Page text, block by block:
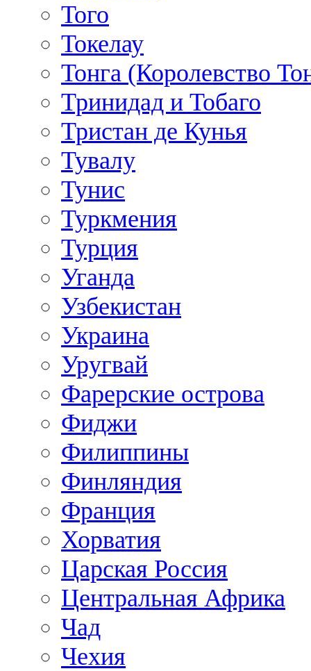
Того
Токелау
Тонга (Королевство
Тринидад и Тобаго
Тристан де Кунья
Тувалу
Тунис
Туркмения
Турция
Уганда
Узбекистан
Украина
Уругвай
Фарерские острова
Фиджи
Филиппины
Финляндия
Франция
Хорватия
Царская Россия
Центральная Африка
Чад
Чехия